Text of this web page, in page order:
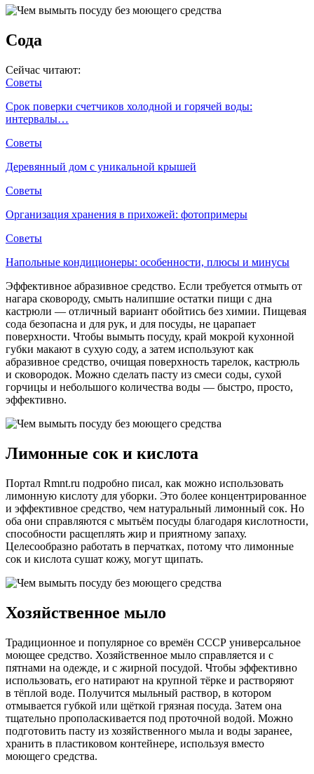
Сода
Сейчас читают:
Советы
Срок поверки счетчиков холодной и горячей воды:
интервалы…
Советы
Деревянный дом с уникальной крышей
Советы
Организация хранения в прихожей: фотопримеры
Советы
Напольные кондиционеры: особенности, плюсы и минусы
Эффективное абразивное средство. Если требуется отмыть от
нагара сковороду, смыть налипшие остатки пищи с дна
кастрюли — отличный вариант обойтись без химии. Пищевая
сода безопасна и для рук, и для посуды, не царапает
поверхности. Чтобы вымыть посуду, край мокрой кухонной
губки макают в сухую соду, а затем используют как
абразивное средство, очищая поверхность тарелок, кастрюль
и сковородок. Можно сделать пасту из смеси соды, сухой
горчицы и небольшого количества воды — быстро, просто,
эффективно.
Лимонные сок и кислота
Портал Rmnt.ru подробно писал, как можно использовать
лимонную кислоту для уборки. Это более концентрированное
и эффективное средство, чем натуральный лимонный сок. Но
оба они справляются с мытьём посуды благодаря кислотности,
способности расщеплять жир и приятному запаху.
Целесообразно работать в перчатках, потому что лимонные
сок и кислота сушат кожу, могут щипать.
Хозяйственное мыло
Традиционное и популярное со времён СССР универсальное
моющее средство. Хозяйственное мыло справляется и с
пятнами на одежде, и с жирной посудой. Чтобы эффективно
использовать, его натирают на крупной тёрке и растворяют
в тёплой воде. Получится мыльный раствор, в котором
отмывается губкой или щёткой грязная посуда. Затем она
тщательно прополаскивается под проточной водой. Можно
подготовить пасту из хозяйственного мыла и воды заранее,
хранить в пластиковом контейнере, используя вместо
моющего средства.